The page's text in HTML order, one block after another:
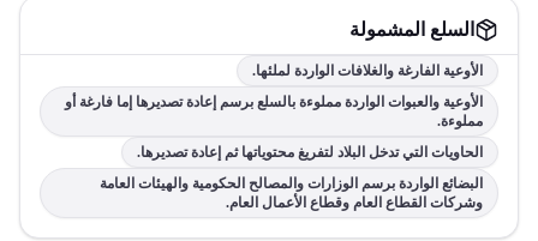
السلع المشمولة
الأوعية الفارغة والغلافات الواردة لملئها.
الأوعية والعبوات الواردة مملوءة بالسلع برسم إعادة تصديرها إما فارغة أو
مملوءة.
الحاويات التي تدخل البلاد لتفريغ محتوياتها ثم إعادة تصديرها.
البضائع الواردة برسم الوزارات والمصالح الحكومية والهيئات العامة
وشركات القطاع العام وقطاع الأعمال العام.